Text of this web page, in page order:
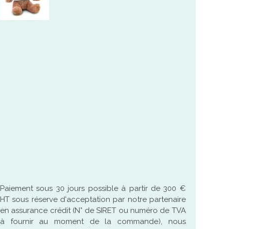
Paiement sous 30 jours possible à partir de 300 €
HT sous réserve d'acceptation par notre partenaire
en assurance crédit (N° de SIRET ou numéro de TVA
à fournir au moment de la commande), nous